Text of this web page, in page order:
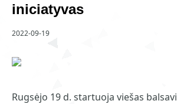
iniciatyvas
2022-09-19
Rugsėjo 19 d. startuoja viešas